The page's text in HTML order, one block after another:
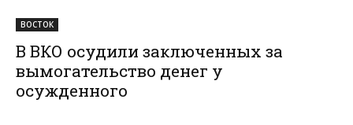
ВОСТОК
В ВКО осудили заключенных за
вымогательство денег у
осужденного